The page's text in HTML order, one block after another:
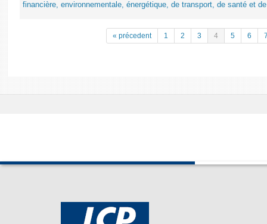
financière, environnementale, énergétique, de transport, de santé et
« précedent 1 2 3 4 5 6